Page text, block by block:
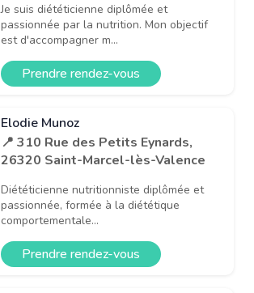
Je suis diététicienne diplômée et
passionnée par la nutrition. Mon objectif
est d'accompagner m...
Prendre rendez-vous
Elodie Munoz
📍 310 Rue des Petits Eynards,
26320 Saint-Marcel-lès-Valence
Diététicienne nutritionniste diplômée et
passionnée, formée à la diététique
comportementale...
Prendre rendez-vous